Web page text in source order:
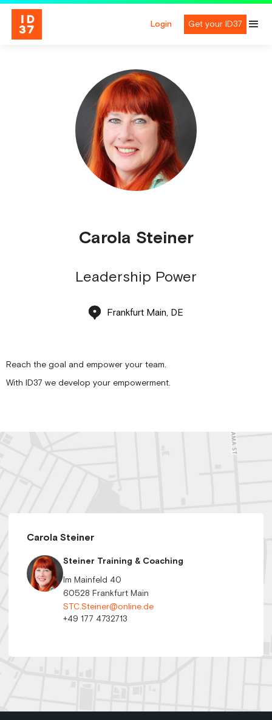
Login Get your ID37
Carola Steiner
Leadership Power
Frankfurt Main, DE
Reach the goal and empower your team.
With ID37 we develop your empowerment.
Carola Steiner
Steiner Training & Coaching
Im Mainfeld 40
60528 Frankfurt Main
STC.Steiner@online.de
+49 177 4732713